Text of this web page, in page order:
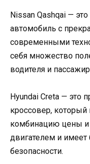
Nissan Qashqai —
автомобиль с
современными
себя множество
водителя и
Hyundai Creta — это
кроссовер,
комбинацию цены
двигателем и
безопасности.